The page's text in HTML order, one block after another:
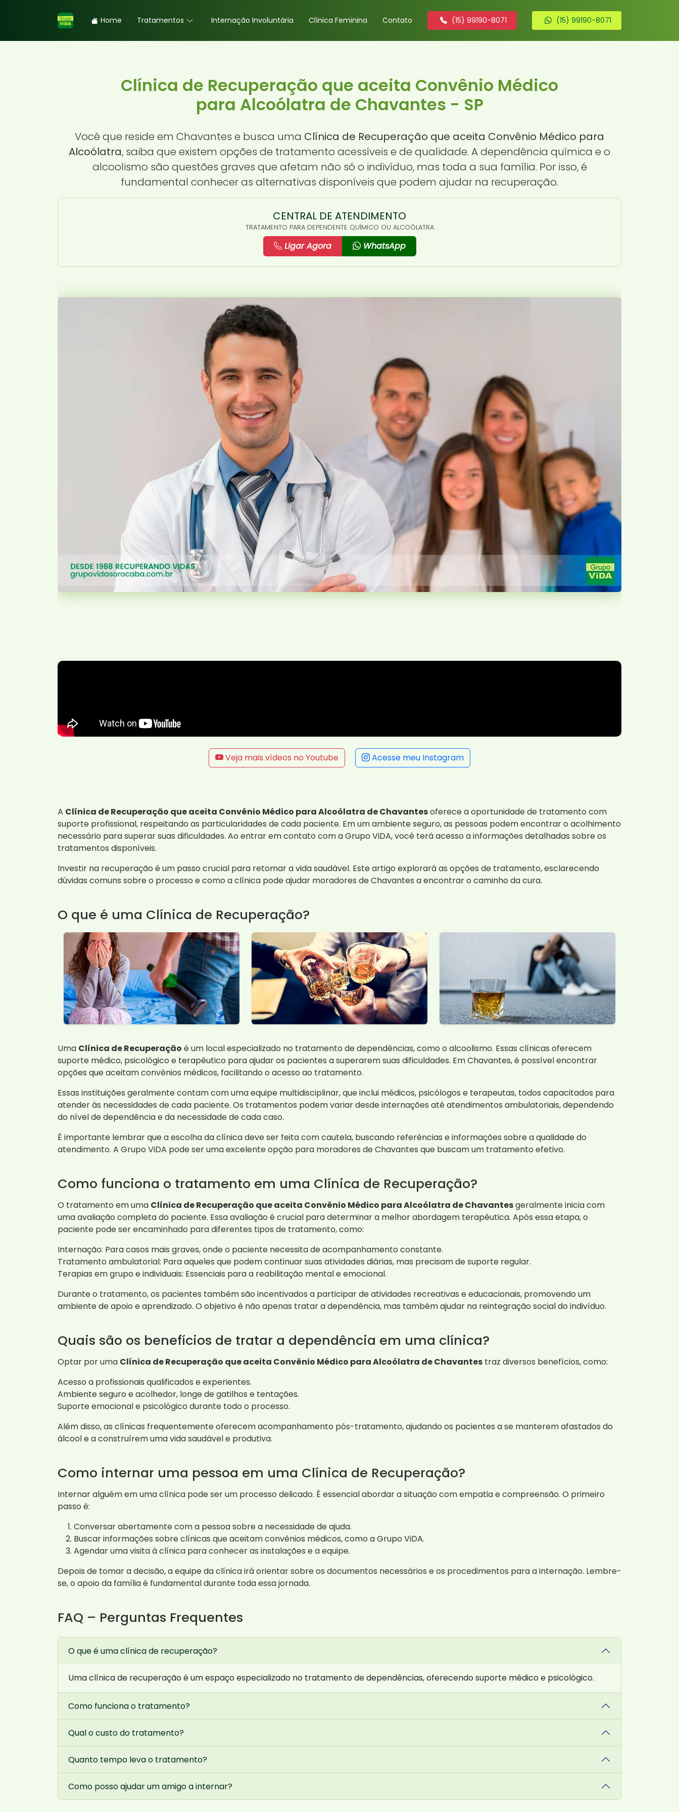
Home Tratamentos Internação Involuntária Clínica Feminina Contato (15) 99190-8071 (15) 99190-8071
Clínica de Recuperação que aceita Convênio Médico
para Alcoólatra de Chavantes - SP
Você que reside em Chavantes e busca uma Clínica de Recuperação que aceita Convênio Médico para
Alcoólatra, saiba que existem opções de tratamento acessíveis e de qualidade. A dependência química e o
alcoolismo são questões graves que afetam não só o indivíduo, mas toda a sua família. Por isso, é
fundamental conhecer as alternativas disponíveis que podem ajudar na recuperação.
CENTRAL DE ATENDIMENTO
TRATAMENTO PARA DEPENDENTE QUÍMICO OU ALCOÓLATRA
Ligar Agora WhatsApp
Veja mais vídeos no Youtube Acesse meu Instagram
A Clínica de Recuperação que aceita Convênio Médico para Alcoólatra de Chavantesoferece a oportunidade de tratamento com
suporte profissional, respeitando as particularidades de cada paciente. Em um ambiente seguro, as pessoas podem encontrar o acolhimento
necessário para superar suas dificuldades. Ao entrar em contato com a Grupo ViDA, você terá acesso a informações detalhadas sobre os
tratamentos disponíveis.
Investir na recuperação é um passo crucial para retomar a vida saudável. Este artigo explorará as opções de tratamento, esclarecendo
dúvidas comuns sobre o processo e como a clínica pode ajudar moradores de Chavantes a encontrar o caminho da cura.
O que é uma Clínica de Recuperação?
Uma Clínica de Recuperação é um local especializado no tratamento de dependências, como o alcoolismo. Essas clínicas oferecem
suporte médico, psicológico e terapêutico para ajudar os pacientes a superarem suas dificuldades. Em Chavantes, é possível encontrar
opções que aceitam convênios médicos, facilitando o acesso ao tratamento.
Essas instituições geralmente contam com uma equipe multidisciplinar, que inclui médicos, psicólogos e terapeutas, todos capacitados para
atender às necessidades de cada paciente. Os tratamentos podem variar desde internações até atendimentos ambulatoriais, dependendo
do nível de dependência e da necessidade de cada caso.
É importante lembrar que a escolha da clínica deve ser feita com cautela, buscando referências e informações sobre a qualidade do
atendimento. A Grupo ViDA pode ser uma excelente opção para moradores de Chavantes que buscam um tratamento efetivo.
Como funciona o tratamento em uma Clínica de Recuperação?
O tratamento em uma Clínica de Recuperação que aceita Convênio Médico para Alcoólatra de Chavantesgeralmente inicia com
uma avaliação completa do paciente. Essa avaliação é crucial para determinar a melhor abordagem terapêutica. Após essa etapa, o
paciente pode ser encaminhado para diferentes tipos de tratamento, como:
Internação: Para casos mais graves, onde o paciente necessita de acompanhamento constante.
Tratamento ambulatorial: Para aqueles que podem continuar suas atividades diárias, mas precisam de suporte regular.
Terapias em grupo e individuais: Essenciais para a reabilitação mental e emocional.
Durante o tratamento, os pacientes também são incentivados a participar de atividades recreativas e educacionais, promovendo um
ambiente de apoio e aprendizado. O objetivo é não apenas tratar a dependência, mas também ajudar na reintegração social do indivíduo.
Quais são os benefícios de tratar a dependência em uma clínica?
Optar por uma Clínica de Recuperação que aceita Convênio Médico para Alcoólatra de Chavantes traz diversos benefícios, como:
Acesso a profissionais qualificados e experientes.
Ambiente seguro e acolhedor, longe de gatilhos e tentações.
Suporte emocional e psicológico durante todo o processo.
Além disso, as clínicas frequentemente oferecem acompanhamento pós-tratamento, ajudando os pacientes a se manterem afastados do
álcool e a construírem uma vida saudável e produtiva.
Como internar uma pessoa em uma Clínica de Recuperação?
Internar alguém em uma clínica pode ser um processo delicado. É essencial abordar a situação com empatia e compreensão. O primeiro
passo é:
Conversar abertamente com a pessoa sobre a necessidade de ajuda.
Buscar informações sobre clínicas que aceitam convênios médicos, como a Grupo ViDA.
Agendar uma visita à clínica para conhecer as instalações e a equipe.
Depois de tomar a decisão, a equipe da clínica irá orientar sobre os documentos necessários e os procedimentos para a internação. Lembre-
se, o apoio da família é fundamental durante toda essa jornada.
FAQ – Perguntas Frequentes
O que é uma clínica de recuperação?
Uma clínica de recuperação é um espaço especializado no tratamento de dependências, oferecendo suporte médico e psicológico.
Como funciona o tratamento?
Qual o custo do tratamento?
Quanto tempo leva o tratamento?
Como posso ajudar um amigo a internar?